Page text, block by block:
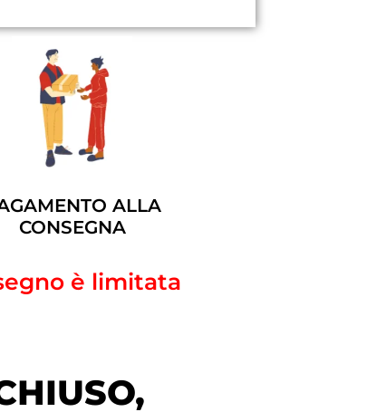
ALLA
CONSEGNA
è limitata